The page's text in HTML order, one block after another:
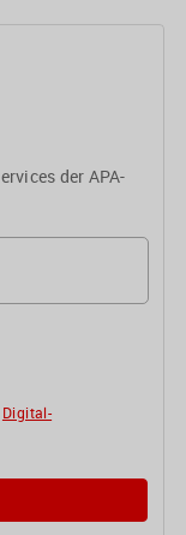
der APA-
Digital-